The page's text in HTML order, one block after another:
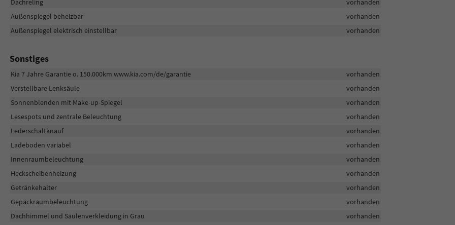
Dachreling
vorhanden
Außenspiegel beheizbar
vorhanden
Außenspiegel elektrisch einstellbar
vorhanden
Sonstiges
Kia 7 Jahre Garantie o. 150.000km www.kia.com/de/garantie
vorhanden
Verstellbare Lenksäule
vorhanden
Sonnenblenden mit Make-up-Spiegel
vorhanden
Lesespots und zentrale Beleuchtung
vorhanden
Lederschaltknauf
vorhanden
Ladeboden variabel
vorhanden
Innenraumbeleuchtung
vorhanden
Heckscheibenheizung
vorhanden
Getränkehalter
vorhanden
Gepäckraumbeleuchtung
vorhanden
Dachhimmel und Säulenverkleidung in Grau
vorhanden